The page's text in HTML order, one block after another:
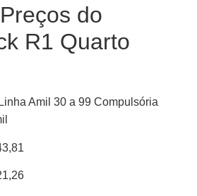
do
R1 Quarto